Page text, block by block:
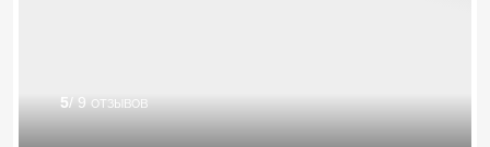
5/ 9 отзывов